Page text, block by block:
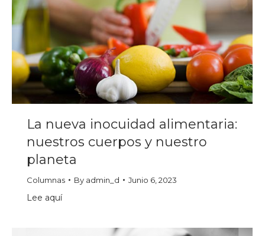
La nueva inocuidad alimentaria:
nuestros cuerpos y nuestro
planeta
Columnas By admin_d Junio 6, 2023
Lee aquí